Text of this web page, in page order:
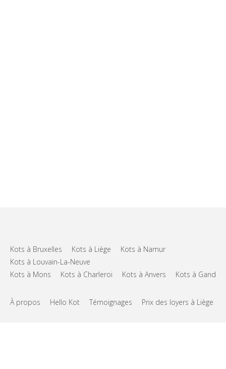
Kots à Bruxelles Kots à Liège
Kots à Namur
Kots à Louvain-La-Neuve
Kots à Mons
Kots à Charleroi Kots à Anvers Kots à Gand
À propos Hello Kot Témoignages Prix des loyers à Liège